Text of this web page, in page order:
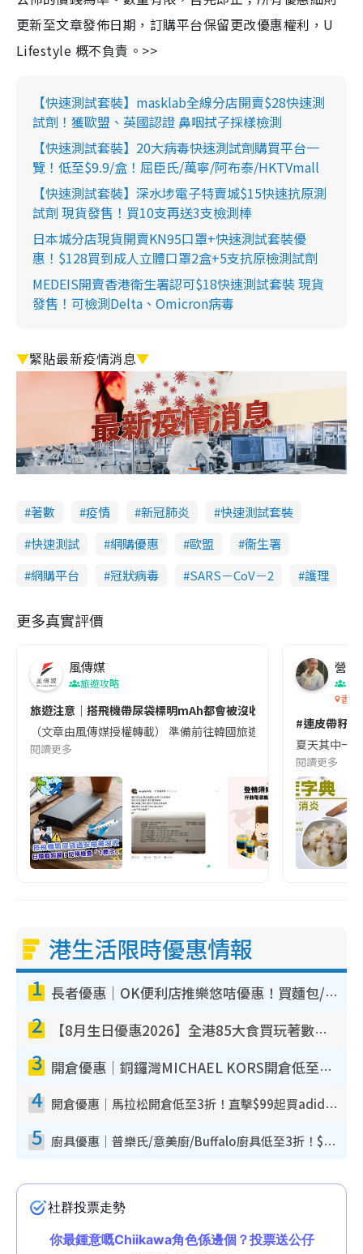
更新至文章發佈日期，訂購平台保留更改優惠權利，U
Lifestyle 概不負責。>>
【快速測試套裝】masklab全線分店開賣$28快速測
試劑！獲歐盟、英國認證 鼻咽拭子採樣檢測
【快速測試套裝】20大病毒快速測試劑購買平台一
覽！低至$9.9/盒！屈臣氏/萬寧/阿布泰/HKTVmall
【快速測試套裝】深水埗電子特賣城$15快速抗原測
試劑 現貨發售！買10支再送3支檢測棒
日本城分店現貨開賣KN95口罩+快速測試套裝優
惠！$128買到成人立體口罩2盒+5支抗原檢測試劑
MEDEIS開賣香港衛生署認可$18快速測試套裝 現貨
發售！可檢測Delta、Omicron病毒
▼緊貼最新疫情消息▼
著數 疫情 新冠肺炎
快速測試套裝
快速測試
網購優惠 歐盟
衞生署
網購平台
冠狀病毒 SARS－CoV－2 護理
更多真實評價
風傳媒
旅遊攻略
旅遊注意｜搭飛機帶尿袋標明mAh都會被沒收😱出發前切記檢查
（文章由風傳媒授權轉載） 準備前往韓國旅遊的民眾，近期要
閱讀更多
營養
香港
#連皮帶籽
夏天其中一
閱讀更多
港生活限時優惠情報
1 長者優惠｜OK便利店推樂悠咭優惠！買麵包/牛奶/保健品拍卡即減
2 【8月生日優惠2026】全港85大食買玩著數攻略 自助餐/火鍋放題同行免費＋誠品/DONKI送現金券
3 開倉優惠｜銅鑼灣MICHAEL KORS開倉低至17折！直擊$500起買手袋/銀包/鞋款 必買經典Jet Set系列
4 開倉優惠｜馬拉松開倉低至3折！直擊$99起買adidas／New Balance／Puma鞋款 STANLEY保溫杯劈價至$119起
5 廚具優惠｜普樂氏/意美廚/Buffalo廚具低至3折！$89起買煎鍋／炒鑊／個人鍋 同場小家電激減至$99起